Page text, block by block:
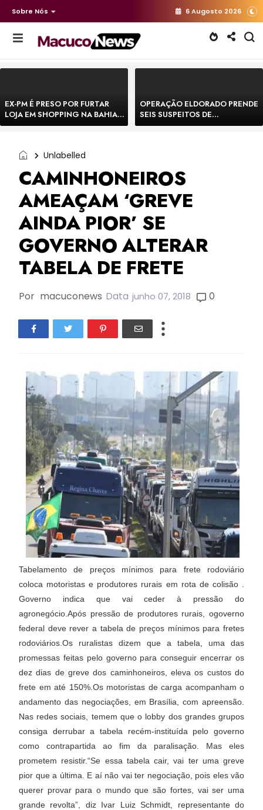
Sobre Nós 6 Augosto 2026
EX-PM É PRESO POR FURTAR
LOJA EM SHOPPING NA BAHIA E
ESCAPA CORRENDO DE
OPERAÇÃO ELDORADO PRENDE
SEIS SUSPEITOS DE
MOVIMENTAR R$ 25 MILHÕES
Unlabelled
CAMINHONEIROS
AMEAÇAM ‘GREVE
AINDA PIOR’ SE
GOVERNO ALTERAR
TABELA DE FRETE
Por macuconews Data junho 07, 2018 0
Tabelamento de preços mínimos para frete rodoviário
coloca motoristas e produtores rurais em rota de colisão .
Governo indica que vai ceder à pressão do
agronegócio. Após pressão de produtores rurais, ogoverno
federal deve rever a tabela de preços mínimos para fretes
rodoviários.Os ruralistas dizem que a tabela, uma das
promessas feitas pelo governo para conseguir encerrar os
dez dias de greve dos caminhoneiros, eleva os custos do
frete em até 150%.Os motoristas de carga acompanham o
andamento das negociações, em Brasília, com apreensão.
Nas redes sociais, temem que o lobby dos grandes grupos
consiga derrubar a tabela recém-instituída pelo governo
como contrapartida ao fim da paralisação. Mas eles
prometem resistir.“Se essa tabela cair, vai ter uma greve
pior que a última. E aí não vai ter negociação, pois eles vão
querer provar para o mundo que são fortes, vai ser uma
grande revolta”, diz Ivar Luiz Schmidt, representante do